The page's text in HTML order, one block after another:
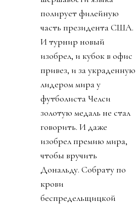
полирует филейную
часть президента США.
И турнир новый
изобрел, и кубок в офис
привез, и за украденную
лидером мира у
футболиста Челси
золотую медаль не стал
говорить. И даже
изобрел премию мира,
чтобы вручить
Дональду. Собрату по
крови
беспредельщицкой